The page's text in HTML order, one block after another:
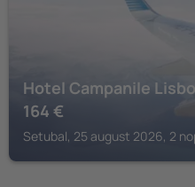
Hotel Campanile
164 €
Setubal, 25 august 2026, 2